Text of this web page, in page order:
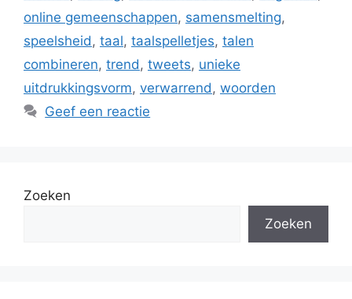
online gemeenschappen, samensmelting,
speelsheid , taal, taalspelletjes, talen
combineren, trend , tweets, unieke
uitdrukkingsvorm, verwarrend , woorden
Geef een reactie
Zoeken
Zoeken